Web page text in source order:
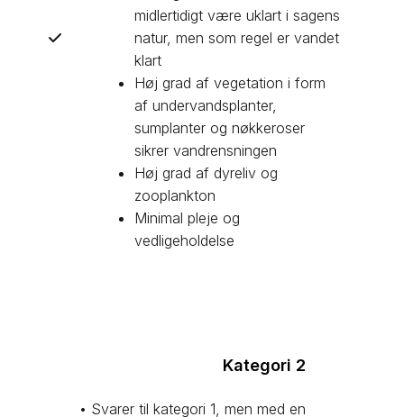
midlertidigt være uklart i sagens
natur, men som regel er vandet
klart
Høj grad af vegetation i form
af undervandsplanter,
sumplanter og nøkkeroser
sikrer vandrensningen
Høj grad af dyreliv og
zooplankton
Minimal pleje og
vedligeholdelse
Kategori 2
• Svarer til kategori 1, men med en